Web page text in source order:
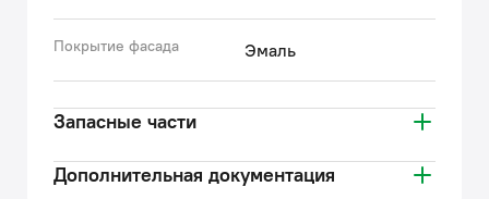
Покрытие фасада Эмаль
Запасные части
Дополнительная документация